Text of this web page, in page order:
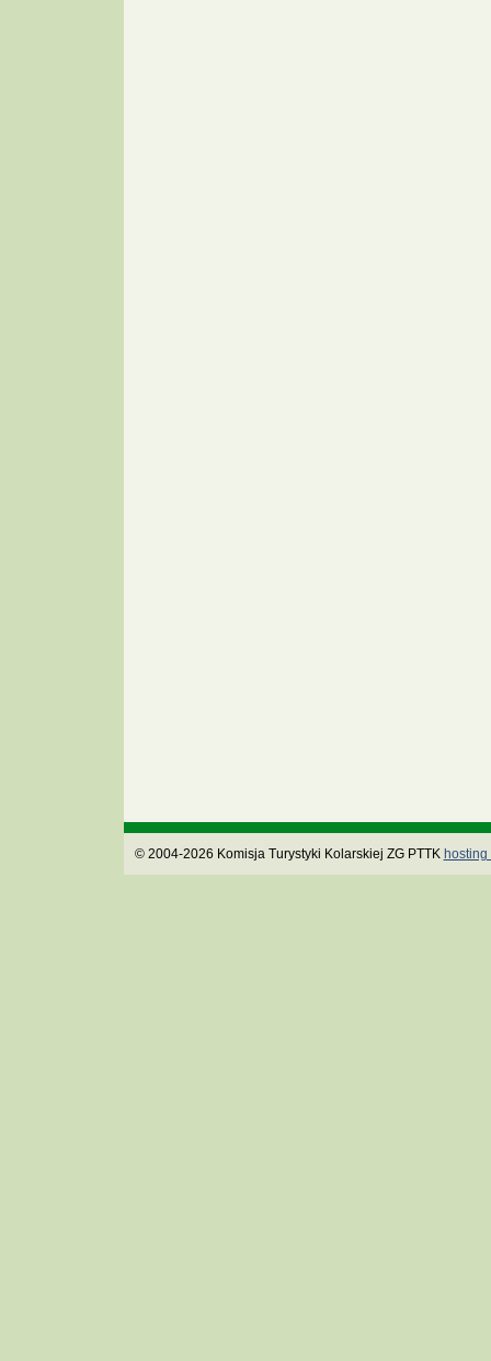
© 2004-2026 Komisja Turystyki Kolarskiej ZG PTTK hosting